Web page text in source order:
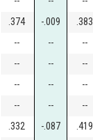
.374 -.009 .383
-- -- --
-- -- --
-- -- --
-- -- --
.332 -.087 .419